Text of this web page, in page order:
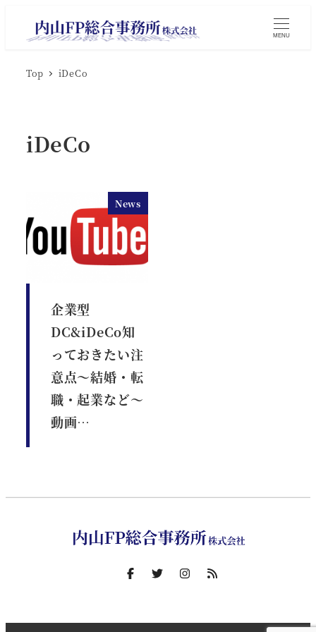
MENU
Top iDeCo
iDeCo
News
企業型
DC&iDeCo知
っておきたい注
意点～結婚・転
職・起業など～
動画…